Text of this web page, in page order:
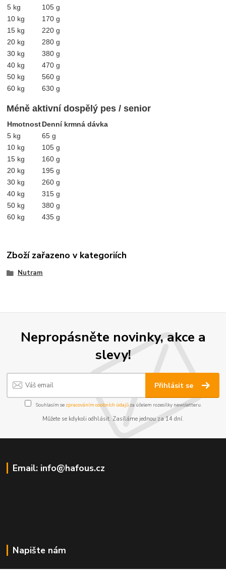
5 kg
105 g
10 kg
170 g
15 kg
220 g
20 kg
280 g
30 kg
380 g
40 kg
470 g
50 kg
560 g
60 kg
630 g
Méně aktivní dospělý pes / senior
HmotnostDenní krmná dávka
5 kg
65 g
10 kg
105 g
15 kg
160 g
20 kg
195 g
30 kg
260 g
40 kg
315 g
50 kg
380 g
60 kg
435 g
Zboží zařazeno v kategoriích
Nutram
Nepropásněte novinky, akce a
slevy!
Přihlásit se
Souhlasím se zpracováním osobních údajůza účelem rozesílky newsletteru.
Můžete se kdykoli odhlásit. Zasíláme jednou za 14 dní.
Email: info@hafous.cz
Napište nám